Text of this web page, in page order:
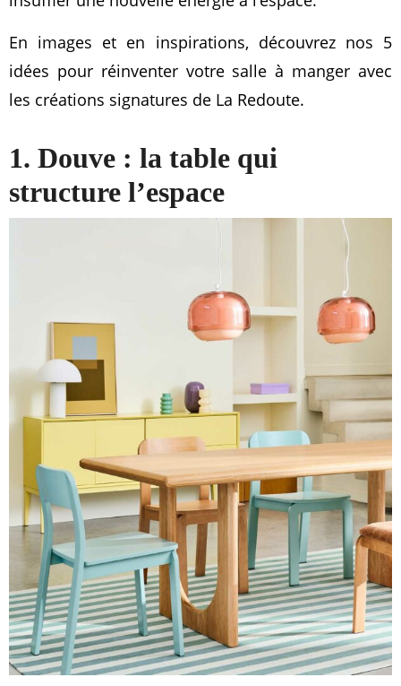
En images et en inspirations, découvrez nos 5
idées pour réinventer votre salle à manger avec
les créations signatures de La Redoute.
1. Douve : la table qui
structure l’espace